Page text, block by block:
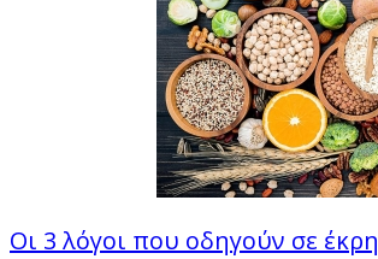
Οι 3 λόγοι που οδηγούν σε